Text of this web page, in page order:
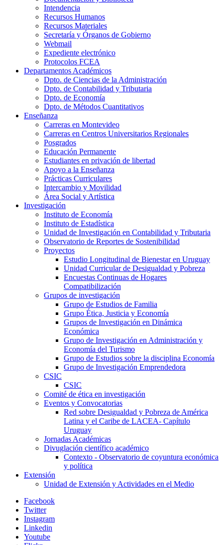
Intendencia
Recursos Humanos
Recursos Materiales
Secretaría y Órganos de Gobierno
Webmail
Expediente electrónico
Protocolos FCEA
Departamentos Académicos
Dpto. de Ciencias de la Administración
Dpto. de Contabilidad y Tributaria
Dpto. de Economía
Dpto. de Métodos Cuantitativos
Enseñanza
Carreras en Montevideo
Carreras en Centros Universitarios Regionales
Posgrados
Educación Permanente
Estudiantes en privación de libertad
Apoyo a la Enseñanza
Prácticas Curriculares
Intercambio y Movilidad
Área Social y Artística
Investigación
Instituto de Economía
Instituto de Estadística
Unidad de Investigación en Contabilidad y Tributaria
Observatorio de Reportes de Sostenibilidad
Proyectos
Estudio Longitudinal de Bienestar en Uruguay
Unidad Curricular de Desigualdad y Pobreza
Encuestas Continuas de Hogares
Compatibilización
Grupos de investigación
Grupo de Estudios de Familia
Grupo Ética, Justicia y Economía
Grupos de Investigación en Dinámica
Económica
Grupo de Investigación en Administración y
Economía del Turismo
Grupo de Estudios sobre la disciplina Economía
Grupo de Investigación Emprendedora
CSIC
CSIC
Comité de ética en investigación
Eventos y Convocatorias
Red sobre Desigualdad y Pobreza de América
Latina y el Caribe de LACEA- Capítulo
Uruguay
Jornadas Académicas
Divuglación científico académico
Contexto - Observatorio de coyuntura económica
y política
Extensión
Unidad de Extensión y Actividades en el Medio
Facebook
Twitter
Instagram
Linkedin
Youtube